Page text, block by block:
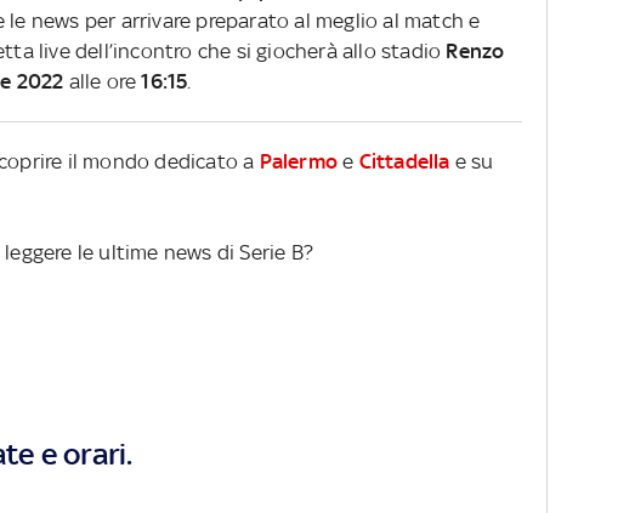
news per arrivare preparato al meglio al match e
live dell’incontro che si giocherà allo stadio Renzo
2022 alle ore16:15
il mondo dedicato a Palermo e Cittadella e su
le ultime news di Serie B?
e orari.